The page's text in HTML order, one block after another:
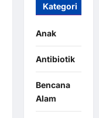
Kategori
Anak
Antibiotik
Bencana
Alam